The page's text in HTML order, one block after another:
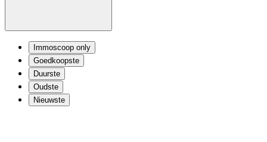
Immoscoop only
Goedkoopste
Duurste
Oudste
Nieuwste